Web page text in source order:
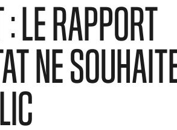
: LE RAPPORT
NE